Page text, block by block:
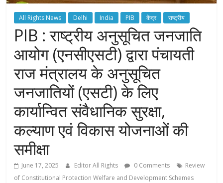
All Rights News Delhi India PIB केंद्र राष्ट्रीय
PIB : राष्ट्रीय अनुसूचित जनजाति
आयोग (एनसीएसटी) द्वारा पंचायती
राज मंत्रालय के अनुसूचित
जनजातियों (एसटी) के लिए
कार्यान्वित संवैधानिक सुरक्षा,
कल्याण एवं विकास योजनाओं की
समीक्षा
June 17, 2025 Editor All Rights 0 Comments
Review
of Constitutional Protection Welfare and Development Schemes